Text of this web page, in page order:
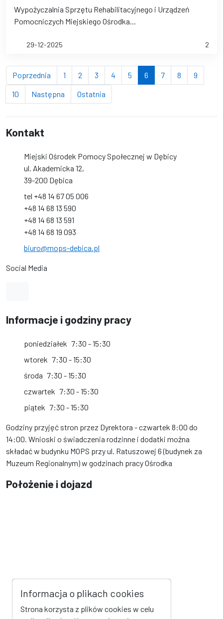
Wypożyczalnia Sprzętu Rehabilitacyjnego i Urządzeń
Pomocniczych Miejskiego Ośrodka...
29-12-2025 2
Poprzednia strona
1 strona
2 strona
3 strona
4 strona
5 strona
6 (bieżąca strona)
7strona
8 strona
9
10 stronaNastępna stronaOstatnia
Kontakt
Miejski Ośrodek Pomocy Społecznej w Dębicy
ul. Akademicka 12,
39-200 Dębica
tel +48 14 67 05 006
+48 14 68 13 590
+48 14 68 13 591
+48 14 68 19 093
biuro@mops-debica.pl
Social Media
Informacje i godziny pracy
poniedziałek 7:30 - 15:30
wtorek 7:30 - 15:30
środa 7:30 - 15:30
czwartek 7:30 - 15:30
piątek 7:30 - 15:30
Godziny przyjęć stron przez Dyrektora - czwartek 8:00 do
14:00. Wnioski o świadczenia rodzinne i dodatki można
składać w budynku MOPS przy ul. Ratuszowej 6 (budynek za
Muzeum Regionalnym) w godzinach pracy Ośrodka
Położenie i dojazd
Informacja o plikach cookies
Strona korzysta z plików cookies w celu